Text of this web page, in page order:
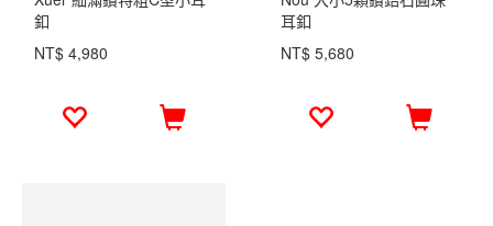
釦
NT$ 4,980
耳釦
NT$ 5,680